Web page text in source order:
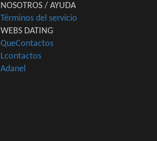
NOSOTROS / AYUDA
Términos del servicio
WEBS DATING
QueContactos
Lcontactos
Adanel